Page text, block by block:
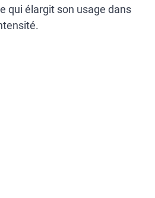
qui élargit son usage dans